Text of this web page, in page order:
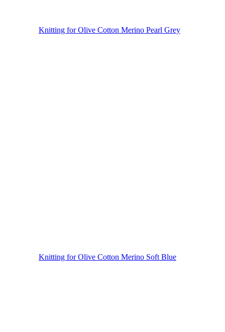
Knitting for Olive Cotton Merino Pearl Grey
Knitting for Olive Cotton Merino Soft Blue